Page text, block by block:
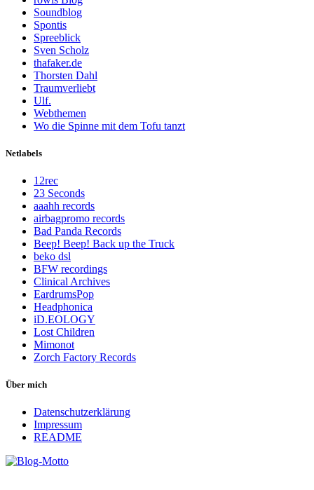
Soundblog
Spontis
Spreeblick
Sven Scholz
thafaker.de
Thorsten Dahl
Traumverliebt
Ulf.
Webthemen
Wo die Spinne mit dem Tofu tanzt
Netlabels
12rec
23 Seconds
aaahh records
airbagpromo records
Bad Panda Records
Beep! Beep! Back up the Truck
beko dsl
BFW recordings
Clinical Archives
EardrumsPop
Headphonica
iD.EOLOGY
Lost Children
Mimonot
Zorch Factory Records
Über mich
Datenschutzerklärung
Impressum
README